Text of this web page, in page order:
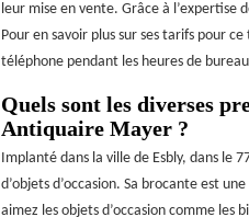
leur mise en vente. Grâce à l’expertise
Pour en savoir plus sur ses tarifs pour
téléphone pendant les heures de
Quels sont les diverses
Antiquaire Mayer ?
Implanté dans la ville de Esbly, dans le
d’objets d’occasion. Sa brocante est
aimez les objets d’occasion comme les